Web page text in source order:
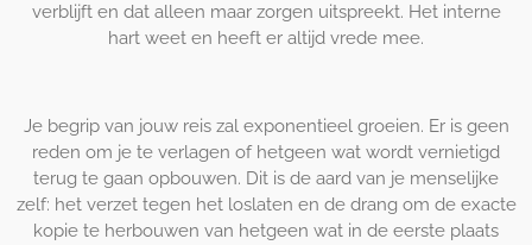
verblijft en dat alleen maar zorgen uitspreekt. Het interne
hart weet en heeft er altijd vrede mee.
Je begrip van jouw reis zal exponentieel groeien. Er is geen
reden om je te verlagen of hetgeen wat wordt vernietigd
terug te gaan opbouwen. Dit is de aard van je menselijke
zelf: het verzet tegen het loslaten en de drang om de exacte
kopie te herbouwen van hetgeen wat in de eerste plaats